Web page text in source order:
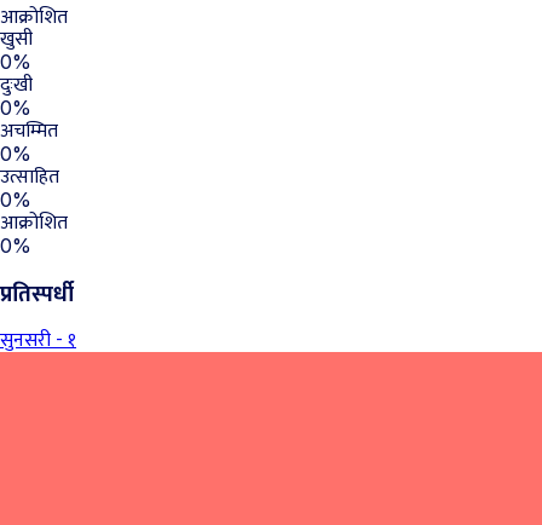
आक्रोशित
खुसी
0%
दुःखी
0%
अचम्मित
0%
उत्साहित
0%
आक्रोशित
0%
प्रतिस्पर्धी
सुनसरी - १